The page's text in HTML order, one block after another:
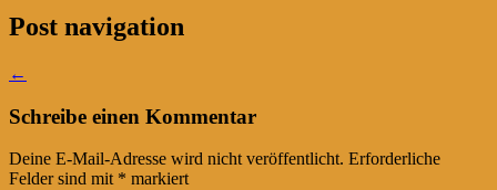
Post navigation
←
Schreibe einen Kommentar
Deine E-Mail-Adresse wird nicht veröffentlicht. Erforderliche
Felder sind mit * markiert